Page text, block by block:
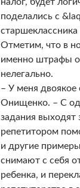
поделались с
Отметим, что в
именно штрафы
нелегально.
– У меня двоякое
Онищенко. – С
задания выходят
репетитором
и другие
снимают с себя
ребенка, и